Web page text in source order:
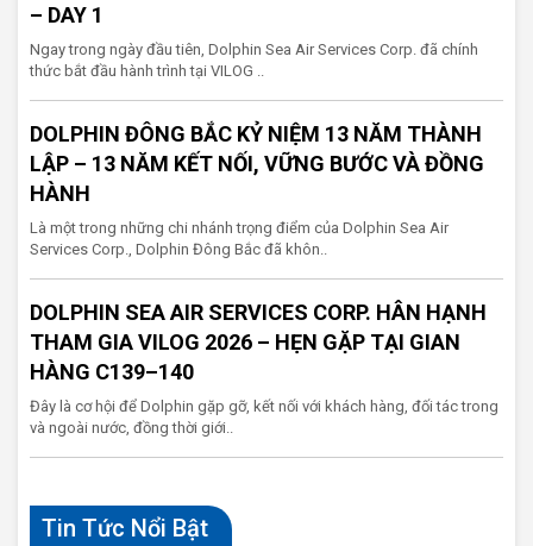
– DAY 1
Ngay trong ngày đầu tiên, Dolphin Sea Air Services Corp. đã chính
thức bắt đầu hành trình tại VILOG ..
DOLPHIN ĐÔNG BẮC KỶ NIỆM 13 NĂM THÀNH
LẬP – 13 NĂM KẾT NỐI, VỮNG BƯỚC VÀ ĐỒNG
HÀNH
Là một trong những chi nhánh trọng điểm của Dolphin Sea Air
Services Corp., Dolphin Đông Bắc đã khôn..
DOLPHIN SEA AIR SERVICES CORP. HÂN HẠNH
THAM GIA VILOG 2026 – HẸN GẶP TẠI GIAN
HÀNG C139–140
Đây là cơ hội để Dolphin gặp gỡ, kết nối với khách hàng, đối tác trong
và ngoài nước, đồng thời giới..
Tin Tức Nổi Bật